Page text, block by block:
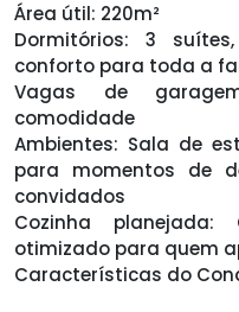
Área útil: 220m²
Dormitórios: 3
conforto para toda a
Vagas de
comodidade
Ambientes: Sala de
para momentos de
convidados
Cozinha
otimizado para quem
Características do